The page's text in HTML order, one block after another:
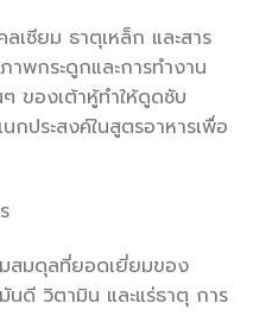
เซียม ธาตุเหล็ก และสาร
พกระดูกและการทำงาน
ของเต้าหู้ทำให้ดูดซับ
กประสงค์ในสูตรอาหารเพื่อ
สมดุลที่ยอดเยี่ยมของ
นดี วิตามิน และแร่ธาตุ การ